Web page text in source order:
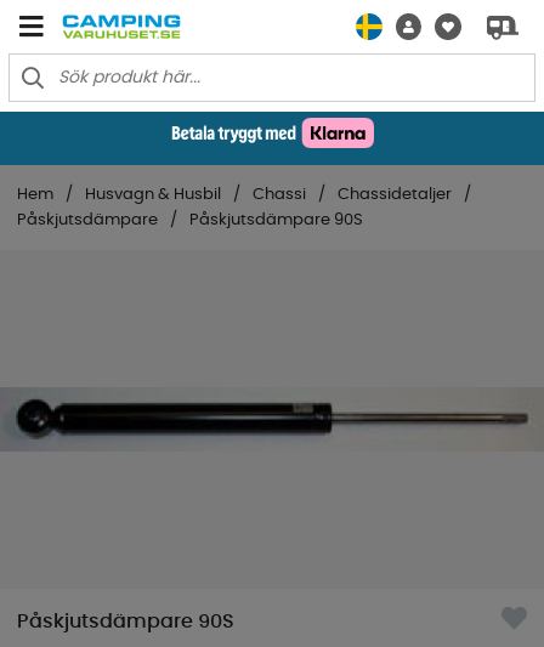
Hem Husvagn & Husbil Chassi
Chassidetaljer
Påskjutsdämpare
Påskjutsdämpare 90S
Påskjutsdämpare 90S